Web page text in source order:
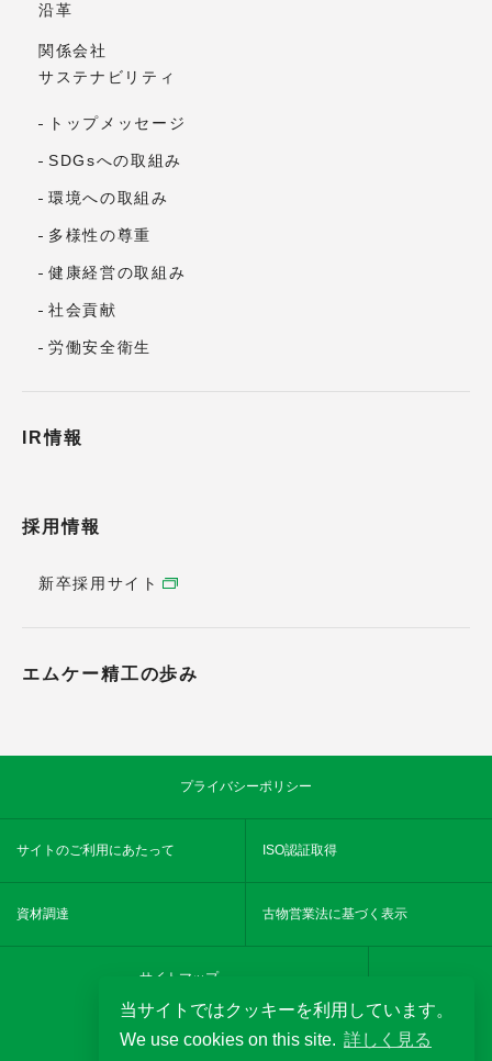
当サイトではクッキーを利用しています。
We use cookies on this site. 詳しく見る
沿革
関係会社
サステナビリティ
トップメッセージ
SDGsへの取組み
環境への取組み
多様性の尊重
健康経営の取組み
社会貢献
労働安全衛生
IR情報
採用情報
新卒採用サイト
エムケー精工の歩み
プライバシーポリシー
サイトのご利用にあたって ISO認証取得
資材調達 古物営業法に基づく表示
サイトマップ
YouTube
MKseikochannel